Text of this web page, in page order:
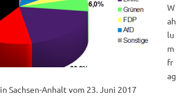
W
ah
lu
m
fr
ag
Sachsen-Anhalt vom 23. Juni 2017